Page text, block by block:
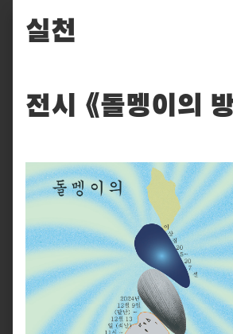
파주타이포그라피
배움
후원
찾아보기
실천
피읖
실천
전시 《돌멩이의 방